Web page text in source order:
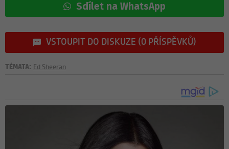
Sdílet na WhatsApp
VSTOUPIT DO DISKUZE (0 PŘÍSPĚVKŮ)
TÉMATA: Ed Sheeran